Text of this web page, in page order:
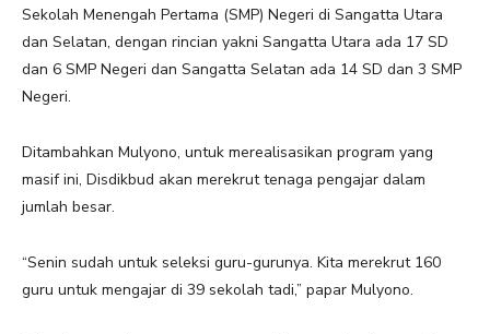
Sekolah Menengah Pertama (SMP) Negeri di Sangatta Utara
dan Selatan, dengan rincian yakni Sangatta Utara ada 17 SD
dan 6 SMP Negeri dan Sangatta Selatan ada 14 SD dan 3 SMP
Negeri.
Ditambahkan Mulyono, untuk merealisasikan program yang
masif ini, Disdikbud akan merekrut tenaga pengajar dalam
jumlah besar.
“Senin sudah untuk seleksi guru-gurunya. Kita merekrut 160
guru untuk mengajar di 39 sekolah tadi,” papar Mulyono.